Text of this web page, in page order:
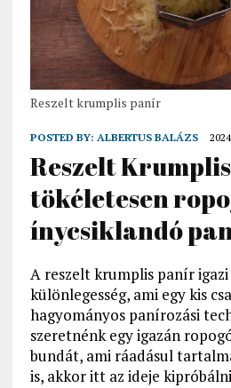
Reszelt krumplis panír
POSTED BY: ALBERTUS BALÁZS
Reszelt
tökéletesen
ínycsiklandó
A reszelt krumplis panír
különlegesség, ami egy kis
hagyományos panírozási
szeretnénk egy igazán
bundát, ami ráadásul
is, akkor itt az ideje